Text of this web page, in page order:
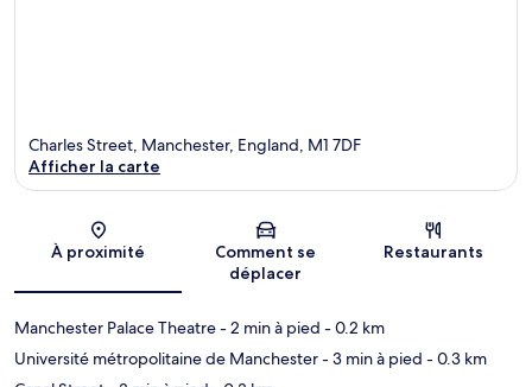
Carte
Charles Street, Manchester, England, M1 7DF
Afficher la carte
À proximité
Comment se
déplacer
Restaurants
Manchester Palace Theatre- 2 min à pied - 0.2 km
Université métropolitaine de Manchester- 3 min à pied - 0.3 km